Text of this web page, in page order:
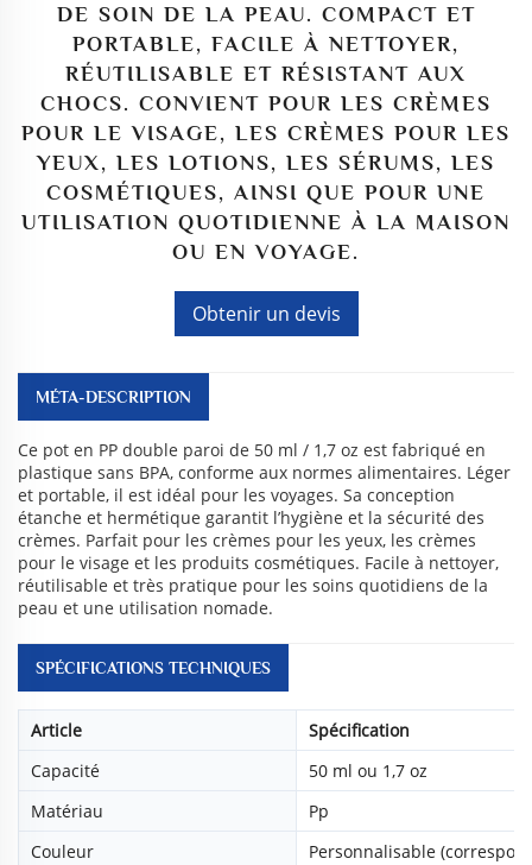
DE SOIN DE LA PEAU. COMPACT ET
PORTABLE, FACILE À NETTOYER,
RÉUTILISABLE ET RÉSISTANT AUX
CHOCS. CONVIENT POUR LES CRÈMES
POUR LE VISAGE, LES CRÈMES POUR LES
YEUX, LES LOTIONS, LES SÉRUMS, LES
COSMÉTIQUES, AINSI QUE POUR UNE
UTILISATION QUOTIDIENNE À LA MAISON
OU EN VOYAGE.
Obtenir un devis
MÉTA-DESCRIPTION
Ce pot en PP double paroi de 50 ml / 1,7 oz est fabriqué en
plastique sans BPA, conforme aux normes alimentaires. Léger
et portable, il est idéal pour les voyages. Sa conception
étanche et hermétique garantit l’hygiène et la sécurité des
crèmes. Parfait pour les crèmes pour les yeux, les crèmes
pour le visage et les produits cosmétiques. Facile à nettoyer,
réutilisable et très pratique pour les soins quotidiens de la
peau et une utilisation nomade.
SPÉCIFICATIONS TECHNIQUES
Article
Spécification
Capacité
50 ml ou 1,7 oz
Matériau
Pp
Couleur
Personnalisable